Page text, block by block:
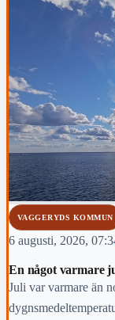
VAGGERYDS KOMMUN
6 augusti, 2026,
En något varmare
Juli var varmare än